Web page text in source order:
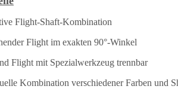
Flight-Shaft-Kombination
Flight im exakten 90°-Winkel
Flight mit Spezialwerkzeug trennbar
Kombination verschiedener Farben und